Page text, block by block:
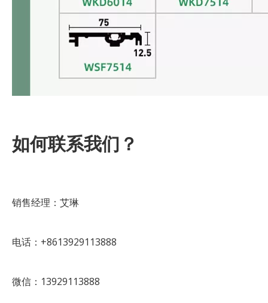
如何联系我们？
销售经理：艾琳
电话：+8613929113888
微信：13929113888